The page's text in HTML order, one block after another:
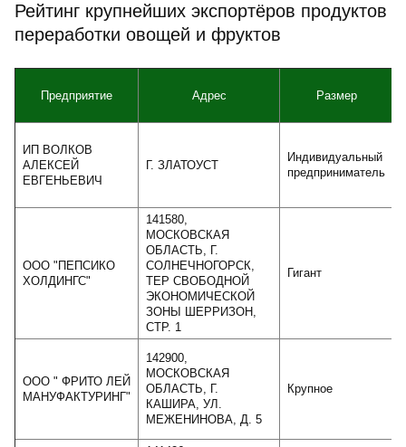
Рейтинг крупнейших экспортёров продуктов
переработки овощей и фруктов
Предприятие Адрес Размер
ИП ВОЛКОВ
АЛЕКСЕЙ
ЕВГЕНЬЕВИЧ
Г. ЗЛАТОУСТ
Индивидуальный
предприниматель
ООО "ПЕПСИКО
ХОЛДИНГС"
141580,
МОСКОВСКАЯ
ОБЛАСТЬ, Г.
СОЛНЕЧНОГОРСК,
ТЕР СВОБОДНОЙ
ЭКОНОМИЧЕСКОЙ
ЗОНЫ ШЕРРИЗОН,
СТР. 1
Гигант
ООО " ФРИТО ЛЕЙ
МАНУФАКТУРИНГ"
142900,
МОСКОВСКАЯ
ОБЛАСТЬ, Г.
КАШИРА, УЛ.
МЕЖЕНИНОВА, Д. 5
Крупное